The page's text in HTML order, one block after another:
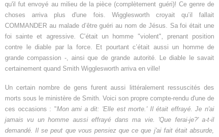
qu'il fut envoyé au milieu de la pièce (complètement guéri)! Ce genre de
choses arriva plus d'une fois. Wigglesworth croyait qu’il fallait
COMMANDER au malade d’être guéri au nom de Jésus. Sa foi était une
foi sainte et agressive. C’était un homme "violent", prenant position
contre le diable par la force. Et pourtant c’était aussi un homme de
grande compassion -, ainsi que de grande autorité. Le diable le savait
certainement quand Smith Wigglesworth arriva en ville!
Un certain nombre de gens furent aussi littéralement ressuscités des
morts sous le ministère de Smith. Voici son propre compte-rendu d'une de
ces occasions : "Mon ami a dit: 'Elle est morte.' Il était effrayé. Je n'ai
jamais vu un homme aussi effrayé dans ma vie. 'Que ferai-je?' a-t-il
demandé. Il se peut que vous pensiez que ce que j'ai fait était absurde,